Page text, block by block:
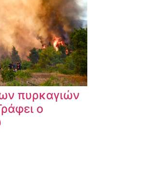
πυρκαγιών
ο